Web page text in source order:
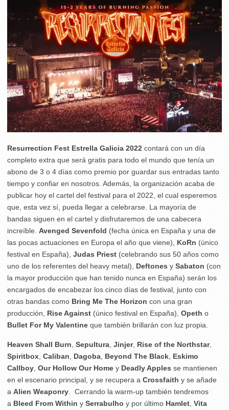
Resurrection Fest Estrella Galicia 2022 contará con un día
completo extra que será gratis para todo el mundo que tenía un
abono de 3 o 4 días como premio por guardar sus entradas tanto
tiempo y confiar en nosotros. Además, la organización acaba de
publicar hoy el cartel del festival para el 2022, el cual esperemos
que, esta vez sí, pueda llegar a celebrarse. La mayoría de
bandas siguen en el cartel y disfrutaremos de una cabecera
increíble. Avenged Sevenfold (fecha única en España y una de
las pocas actuaciones en Europa el año que viene), KoRn (único
festival en España), Judas Priest (celebrando sus 50 años como
uno de los referentes del heavy metal), Deftones y Sabaton (con
la mayor producción que han tenido nunca en España) serán los
encargados de encabezar los cinco días de festival, junto con
otras bandas como Bring Me The Horizon con una gran
producción, Rise Against (único festival en España), Opeth o
Bullet For My Valentine que también brillarán con luz propia.
Heaven Shall Burn Sepultura Jinjer, Rise of the Northstar,
Spiritbox Caliban Dagoba Beyond The Black Eskimo
Callboy Our Hollow Our Home y Deadly Apples se mantienen
en el escenario principal, y se recupera a Crossfaith y se añade
a Alien Weaponry . Cerrando la warm-up también tendremos
a Bleed From Within y Serrabulho y por último Hamlet Vita